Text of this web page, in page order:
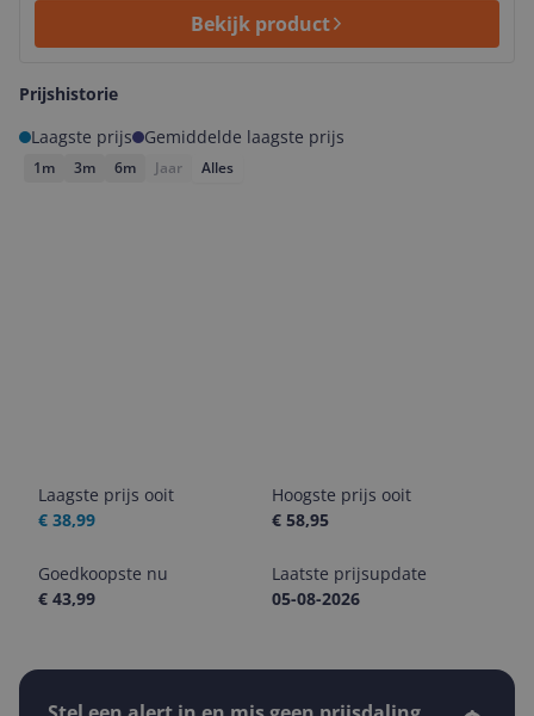
Bekijk product
Prijshistorie
Laagste prijs
Gemiddelde laagste prijs
1m 3m 6m Jaar Alles
Laagste prijs ooit
€ 38,99
Hoogste prijs ooit
€ 58,95
Goedkoopste nu
€ 43,99
Laatste prijsupdate
05-08-2026